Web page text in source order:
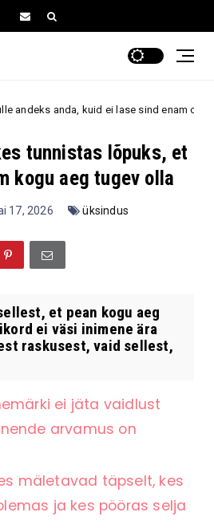
kuid ei lase sind enam oma ellu tagasi
tunnistas lõpuks, et
kogu aeg tugev olla
17, 2026 üksindus
et pean kogu aeg
ei väsi inimene ära
raskusest, vaid sellest,
ei jäta vaidlust
arvamus on
mäletavad täpselt, kes
ja kes pööras selja